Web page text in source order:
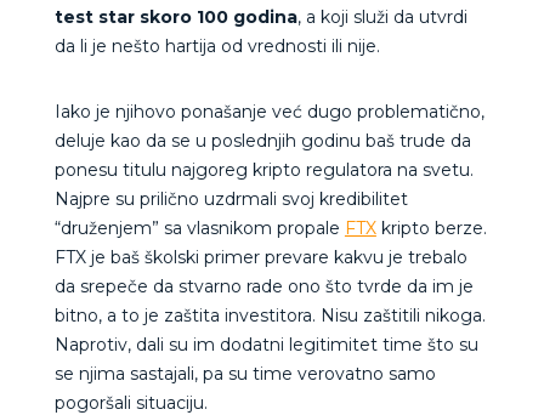
test star skoro 100 godina, a koji služi da utvrdi
da li je nešto hartija od vrednosti ili nije.
Iako je njihovo ponašanje već dugo problematično,
deluje kao da se u poslednjih godinu baš trude da
ponesu titulu najgoreg kripto regulatora na svetu.
Najpre su prilično uzdrmali svoj kredibilitet
“druženjem” sa vlasnikom propale FTXkripto berze.
FTX je baš školski primer prevare kakvu je trebalo
da srepeče da stvarno rade ono što tvrde da im je
bitno, a to je zaštita investitora. Nisu zaštitili nikoga.
Naprotiv, dali su im dodatni legitimitet time što su
se njima sastajali, pa su time verovatno samo
pogoršali situaciju.